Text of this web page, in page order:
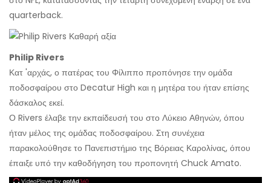
quarterback.
Philip Rivers
Κατ 'αρχάς, ο πατέρας του Φίλιππο προπόνησε την ομάδα
ποδοσφαίρου στο Decatur High και η μητέρα του ήταν επίσης
δάσκαλος εκεί.
Ο Rivers έλαβε την εκπαίδευσή του στο Λύκειο Αθηνών, όπου
ήταν μέλος της ομάδας ποδοσφαίρου. Στη συνέχεια
παρακολούθησε το Πανεπιστήμιο της Βόρειας Καρολίνας, όπου
έπαιξε υπό την καθοδήγηση του προπονητή Chuck Amato.